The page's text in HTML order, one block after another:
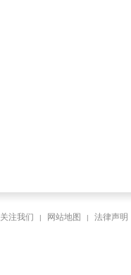
关注我们 | 网站地图 | 法律声明